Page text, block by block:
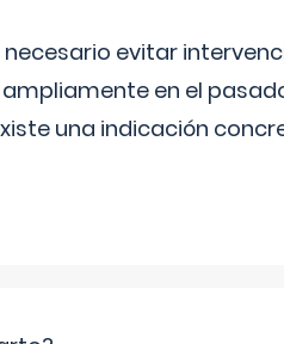
evitar
en el
una indicación